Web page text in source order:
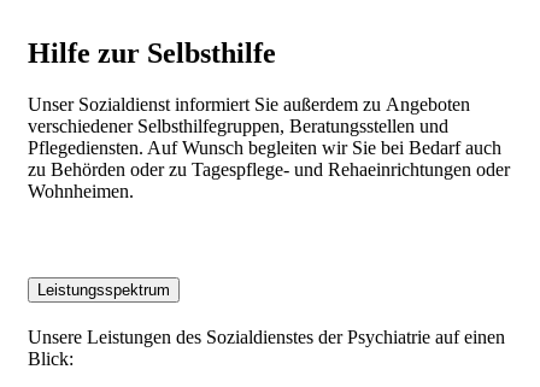
Hilfe zur Selbsthilfe
Unser Sozialdienst informiert Sie außerdem zu Angeboten
verschiedener Selbsthilfegruppen, Beratungsstellen und
Pflegediensten. Auf Wunsch begleiten wir Sie bei Bedarf auch
zu Behörden oder zu Tagespflege- und Rehaeinrichtungen oder
Wohnheimen.
Leistungsspektrum
Unsere Leistungen des Sozialdienstes der Psychiatrie auf einen
Blick: